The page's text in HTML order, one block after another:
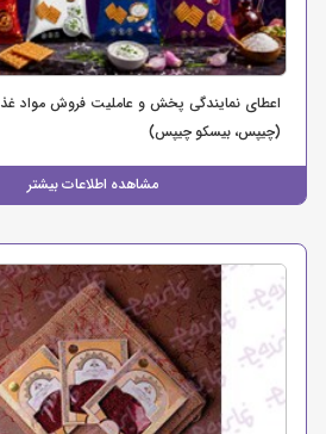
اعطای نمایندگی پخش و عاملیت فروش مواد
(چیپس، بیسکو چیپس)
مشاهده اطلاعات بیشتر